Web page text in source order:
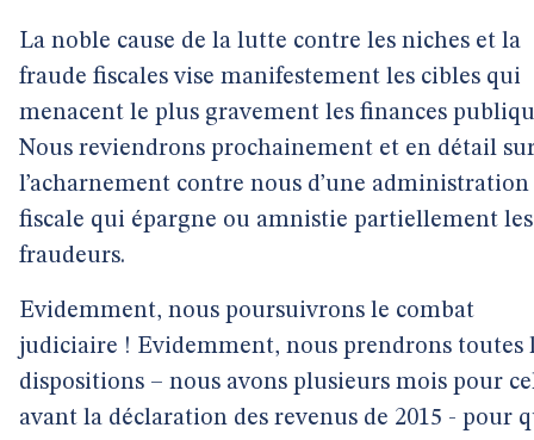
La noble cause de la lutte contre les niches et la
fraude fiscales vise manifestement les cibles qui
menacent le plus gravement les finances
Nous reviendrons prochainement et en détail
l’acharnement contre nous d’une administration
fiscale qui épargne ou amnistie partiellement
fraudeurs.
Evidemment, nous poursuivrons le combat
judiciaire ! Evidemment, nous prendrons toutes
dispositions – nous avons plusieurs mois pour
avant la déclaration des revenus de 2015 - pour